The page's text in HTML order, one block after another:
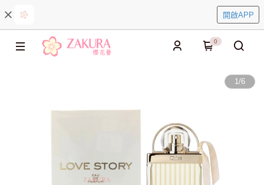
開啟APP
0
1/6